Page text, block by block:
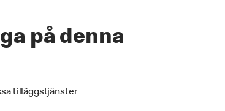
på denna
tilläggstjänster